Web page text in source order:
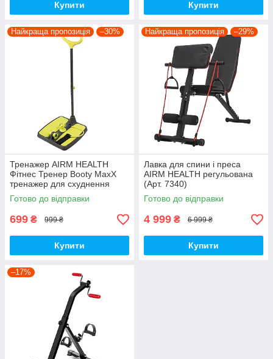
Купити Купити
Найкраща пропозиція –30%
Тренажер AIRM HEALTH
Фітнес Тренер Booty MaxX
тренажер для схуднення
(5549)
Готово до відправки
699 ₴ 999 ₴
Купити
Найкраща пропозиція –29%
Лавка для спини і преса
AIRM HEALTH регульована
(Арт. 7340)
Готово до відправки
4 999 ₴ 6 999 ₴
Купити
–17%